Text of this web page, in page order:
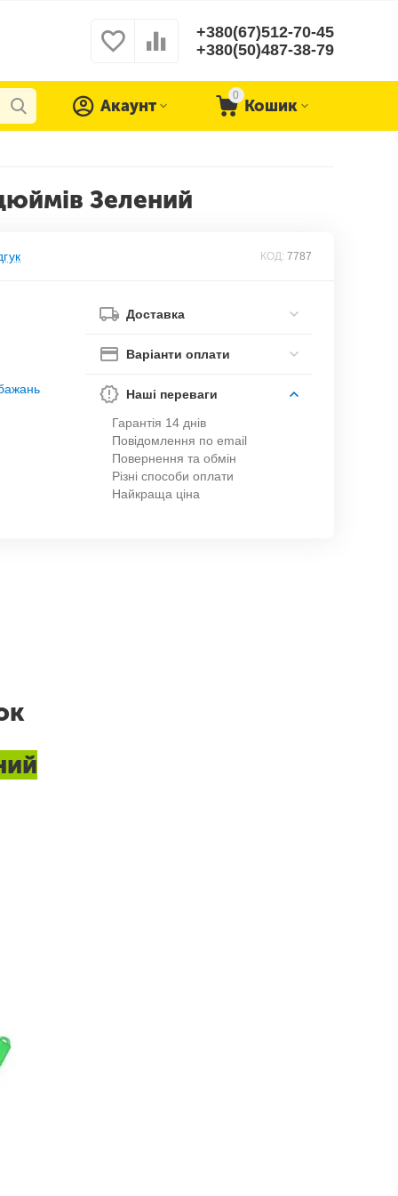
+380(67)512-70-45
+380(50)487-38-79
0
Кошик
Акаунт
Зелений
КОД: 7787
Доставка
Варіанти оплати
Наші переваги
Гарантія 14 днів
Повідомлення по email
Повернення та обмін
Різні способи оплати
Найкраща ціна